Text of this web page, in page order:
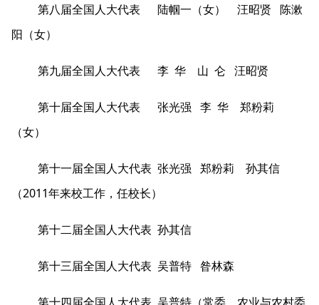
第八届全国人大代表 陆帼一（女） 汪昭贤 陈漱
阳（女）
第九届全国人大代表 李 华 山 仑 汪昭贤
第十届全国人大代表 张光强 李 华 郑粉莉
（女）
第十一届全国人大代表 张光强 郑粉莉 孙其信
（2011年来校工作，任校长）
第十二届全国人大代表 孙其信
第十三届全国人大代表 吴普特 昝林森